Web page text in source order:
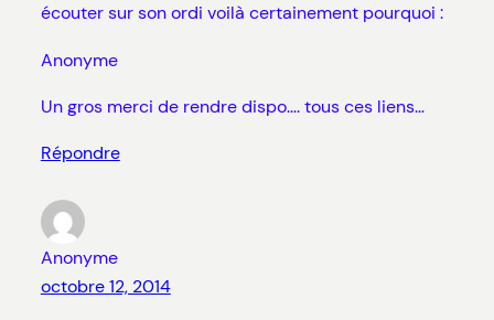
écouter sur son ordi voilà certainement pourquoi :
Anonyme
Un gros merci de rendre dispo…. tous ces liens…
Répondre
Anonyme
octobre 12, 2014